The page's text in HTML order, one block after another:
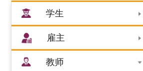
学生
雇主
教师